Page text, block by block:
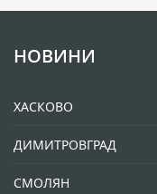
НОВИНИ
ХАСКОВО
ДИМИТРОВГРАД
СМОЛЯН